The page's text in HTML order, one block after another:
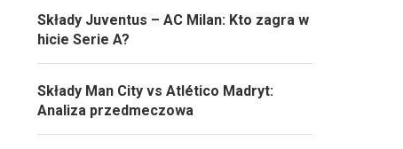
Składy Juventus – AC Milan: Kto zagra w
hicie Serie A?
Składy Man City vs Atlético Madryt:
Analiza przedmeczowa